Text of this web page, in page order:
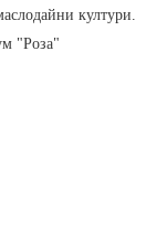
култури.
"Роза"